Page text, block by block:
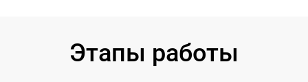
Этапы работы